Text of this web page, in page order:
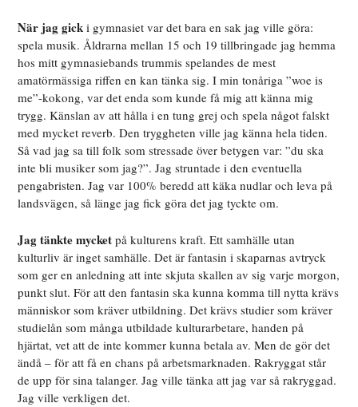
När jag gick i gymnasiet var det bara en sak jag ville göra:
spela musik. Åldrarna mellan 15 och 19 tillbringade jag hemma
hos mitt gymnasiebands trummis spelandes de mest
amatörmässiga riffen en kan tänka sig. I min tonåriga ”woe is
me”-kokong, var det enda som kunde få mig att känna mig
trygg. Känslan av att hålla i en tung grej och spela något falskt
med mycket reverb. Den tryggheten ville jag känna hela tiden.
Så vad jag sa till folk som stressade över betygen var: ”du ska
inte bli musiker som jag?”. Jag struntade i den eventuella
pengabristen. Jag var 100% beredd att käka nudlar och leva på
landsvägen, så länge jag fick göra det jag tyckte om.
Jag tänkte mycket på kulturens kraft. Ett samhälle utan
kulturliv är inget samhälle. Det är fantasin i skaparnas avtryck
som ger en anledning att inte skjuta skallen av sig varje morgon,
punkt slut. För att den fantasin ska kunna komma till nytta krävs
människor som kräver utbildning. Det krävs studier som kräver
studielån som många utbildade kulturarbetare, handen på
hjärtat, vet att de inte kommer kunna betala av. Men de gör det
ändå – för att få en chans på arbetsmarknaden. Rakryggat står
de upp för sina talanger. Jag ville tänka att jag var så rakryggad.
Jag ville verkligen det.